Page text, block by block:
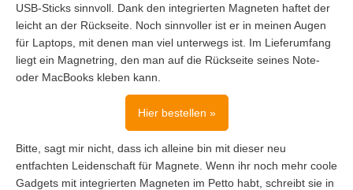
USB-Sticks sinnvoll. Dank den integrierten Magneten haftet der
leicht an der Rückseite. Noch sinnvoller ist er in meinen Augen
für Laptops, mit denen man viel unterwegs ist. Im Lieferumfang
liegt ein Magnetring, den man auf die Rückseite seines Note-
oder MacBooks kleben kann.
Hier bestellen »
Bitte, sagt mir nicht, dass ich alleine bin mit dieser neu
entfachten Leidenschaft für Magnete. Wenn ihr noch mehr coole
Gadgets mit integrierten Magneten im Petto habt, schreibt sie in